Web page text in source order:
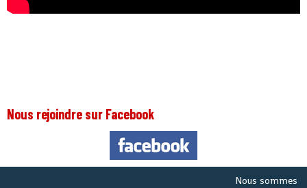
Nous rejoindre sur Facebook
Nous sommes le